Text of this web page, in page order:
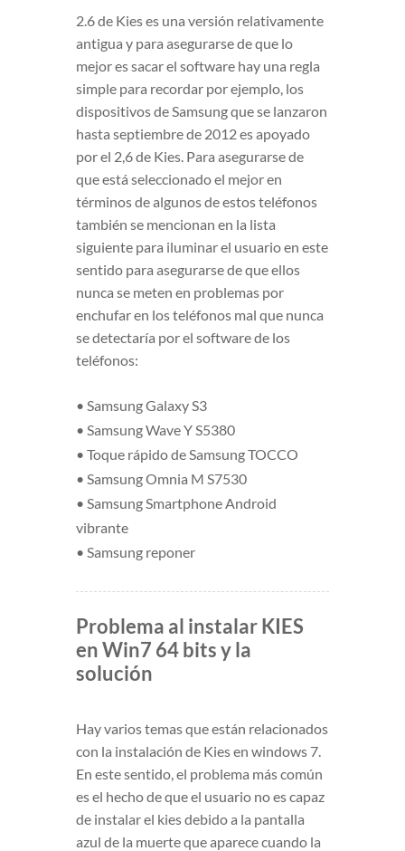
2.6 de Kies es una versión relativamente
antigua y para asegurarse de que lo
mejor es sacar el software hay una regla
simple para recordar por ejemplo, los
dispositivos de Samsung que se lanzaron
hasta septiembre de 2012 es apoyado
por el 2,6 de Kies. Para asegurarse de
que está seleccionado el mejor en
términos de algunos de estos teléfonos
también se mencionan en la lista
siguiente para iluminar el usuario en este
sentido para asegurarse de que ellos
nunca se meten en problemas por
enchufar en los teléfonos mal que nunca
se detectaría por el software de los
teléfonos:
• Samsung Galaxy S3
• Samsung Wave Y S5380
• Toque rápido de Samsung TOCCO
• Samsung Omnia M S7530
• Samsung Smartphone Android
vibrante
• Samsung reponer
Problema al instalar KIES
en Win7 64 bits y la
solución
Hay varios temas que están relacionados
con la instalación de Kies en windows 7.
En este sentido, el problema más común
es el hecho de que el usuario no es capaz
de instalar el kies debido a la pantalla
azul de la muerte que aparece cuando la